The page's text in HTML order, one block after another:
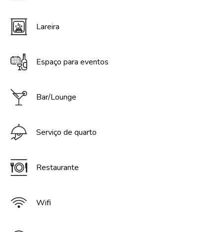
Lareira
Espaço para eventos
Bar/Lounge
Serviço de quarto
Restaurante
Wifi